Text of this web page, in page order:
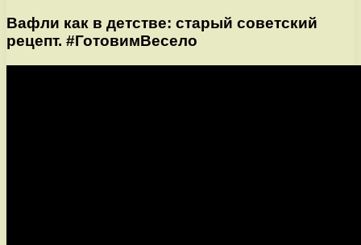
Вафли как в детстве: старый советский
рецепт. #ГотовимВесело